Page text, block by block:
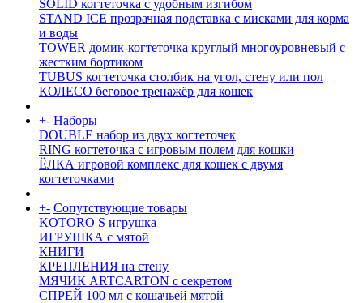
SOLID когтеточка с удобным изгибом
STAND ICE прозрачная подставка с мисками для корма
и воды
TOWER домик-когтеточка круглый многоуровневый с
жестким бортиком
TUBUS когтеточка столбик на угол, стену или пол
КОЛЕСО беговое тренажёр для кошек
+- Наборы
DOUBLE набор из двух когтеточек
RING когтеточка c игровым полем для кошки
ЁЛКА игровой комплекс для кошек с двумя
когтеточками
+- Сопутствующие товары
KOTORO S игрушка
ИГРУШКА с мятой
КНИГИ
КРЕПЛЕНИЯ на стену
МЯЧИК ARTCARTON с секретом
СПРЕЙ 100 мл с кошачьей мятой